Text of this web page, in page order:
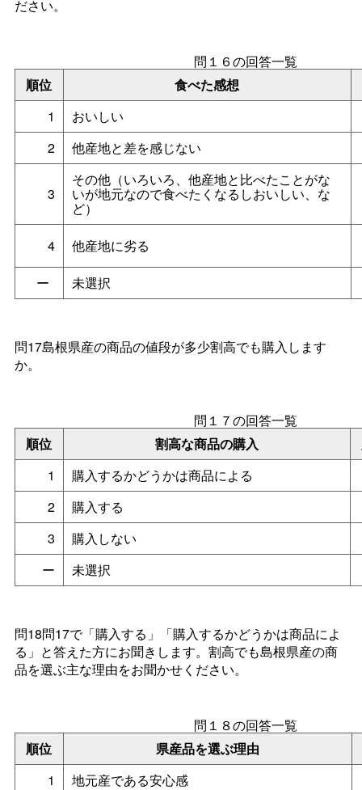
ださい。
順位 食べた感想
問１６の回答一覧
1
おいしい
2
他産地と差を感じない
3
その他（いろいろ、他産地と比べたことがな
いが地元なので食べたくなるしおいしい、な
ど）
4
他産地に劣る
ー
未選択
問17島根県産の商品の値段が多少割高でも購入します
か。
順位 割高な商品の購入
問１７の回答一覧
1
購入するかどうかは商品による
2
購入する
3
購入しない
ー
未選択
問18問17で「購入する」「購入するかどうかは商品によ
る」と答えた方にお聞きします。割高でも島根県産の商
品を選ぶ主な理由をお聞かせください。
順位 県産品を選ぶ理由
問１８の回答一覧
1
地元産である安心感